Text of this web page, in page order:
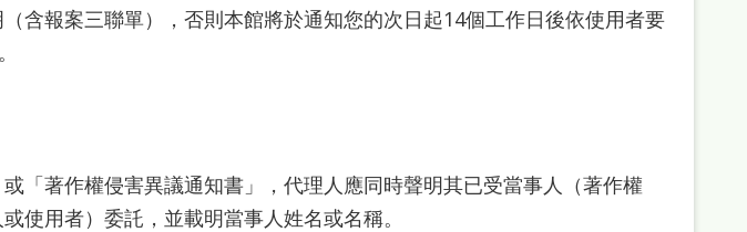
含報案三聯單），否則本館將於通知您的次日起14個工作日後依使用者要
「著作權侵害異議通知書」，代理人應同時聲明其已受當事人（著作權
使用者）委託，並載明當事人姓名或名稱。